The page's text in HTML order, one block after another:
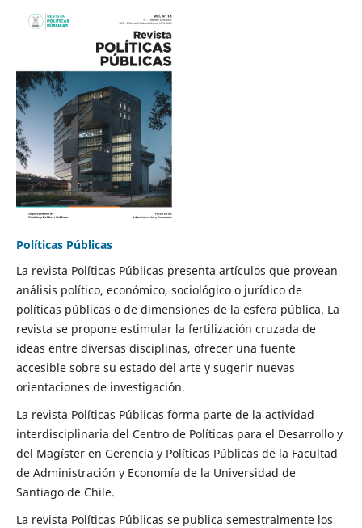
Políticas Públicas
La revista Políticas Públicas presenta artículos que provean
análisis político, económico, sociológico o jurídico de
políticas públicas o de dimensiones de la esfera pública. La
revista se propone estimular la fertilización cruzada de
ideas entre diversas disciplinas, ofrecer una fuente
accesible sobre su estado del arte y sugerir nuevas
orientaciones de investigación.
La revista Políticas Públicas forma parte de la actividad
interdisciplinaria del Centro de Políticas para el Desarrollo y
del Magíster en Gerencia y Políticas Públicas de la Facultad
de Administración y Economía de la Universidad de
Santiago de Chile.
La revista Políticas Públicas se publica semestralmente los